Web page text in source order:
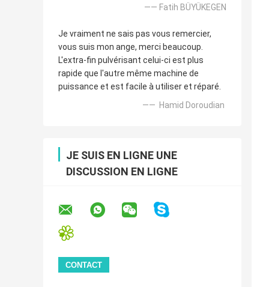
—— Fatih BÜYÜKEGEN
Je vraiment ne sais pas vous remercier,
vous suis mon ange, merci beaucoup.
L'extra-fin pulvérisant celui-ci est plus
rapide que l'autre même machine de
puissance et est facile à utiliser et réparé.
—— Hamid Doroudian
JE SUIS EN LIGNE UNE
DISCUSSION EN LIGNE